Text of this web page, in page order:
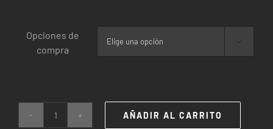
desde
25,00€
Opciones de
compra
Apuntalada
AÑADIR AL CARRITO